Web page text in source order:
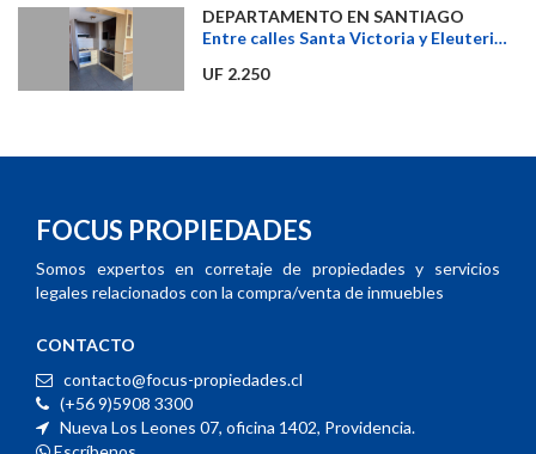
DEPARTAMENTO EN SANTIAGO
Entre calles Santa Victoria y Eleuterio Ramirez
UF 2.250
FOCUS PROPIEDADES
Somos expertos en corretaje de propiedades y servicios
legales relacionados con la compra/venta de inmuebles
CONTACTO
contacto@focus-propiedades.cl
(+56 9)5908 3300
Nueva Los Leones 07, oficina 1402, Providencia.